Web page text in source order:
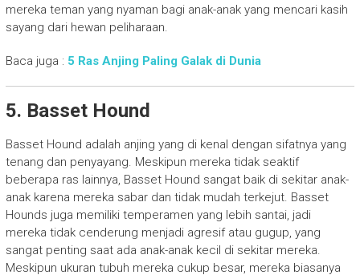
mereka teman yang nyaman bagi anak-anak yang mencari kasih
sayang dari hewan peliharaan.
Baca juga : 5 Ras Anjing Paling Galak di Dunia
5. Basset Hound
Basset Hound adalah anjing yang di kenal dengan sifatnya yang
tenang dan penyayang. Meskipun mereka tidak seaktif
beberapa ras lainnya, Basset Hound sangat baik di sekitar anak-
anak karena mereka sabar dan tidak mudah terkejut. Basset
Hounds juga memiliki temperamen yang lebih santai, jadi
mereka tidak cenderung menjadi agresif atau gugup, yang
sangat penting saat ada anak-anak kecil di sekitar mereka.
Meskipun ukuran tubuh mereka cukup besar, mereka biasanya